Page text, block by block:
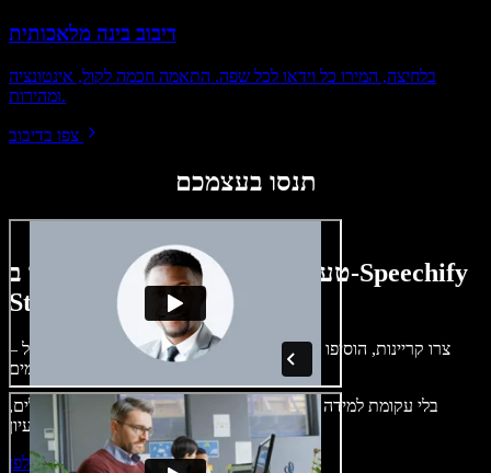
דיבוב בינה מלאכותית
בלחיצה, המירו כל וידאו לכל שפה. התאמה חכמה לקול, אינטונציה
ומהירות.
צפו בדיבוב
תנסו בעצמכם
טעימה קטנה ממה שתוכלו ליצור ב-Speechify
Studio.
צרו קריינות, הוסיפו תמונות ללא זכויות, אודיו, סרטונים ושיבוט קול –
בלי עקומת למידה – הכול זמין בדפדפן. יוצרי תוכן כבר לא מוגבלים,
התחילו ליצור באולפן